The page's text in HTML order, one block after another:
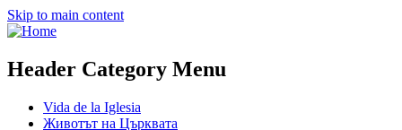
Skip to main content
Header Category Menu
Vida de la Iglesia
Животът на Църквата